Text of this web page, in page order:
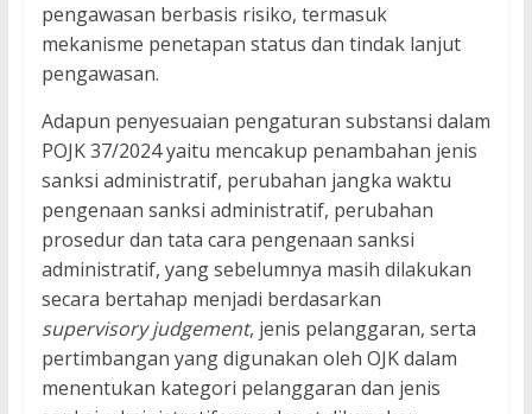
pengawasan berbasis risiko, termasuk
mekanisme penetapan status dan tindak lanjut
pengawasan.
Adapun penyesuaian pengaturan substansi dalam
POJK 37/2024 yaitu mencakup penambahan jenis
sanksi administratif, perubahan jangka waktu
pengenaan sanksi administratif, perubahan
prosedur dan tata cara pengenaan sanksi
administratif, yang sebelumnya masih dilakukan
secara bertahap menjadi berdasarkan
supervisory judgement, jenis pelanggaran, serta
pertimbangan yang digunakan oleh OJK dalam
menentukan kategori pelanggaran dan jenis